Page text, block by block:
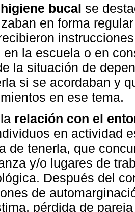
higiene bucal se
en forma
en la escuela o en
la situación de
si se acordaban y
en ese tema.
relación con el
en actividad
de tenerla, que
y/o lugares de
Después del
de
pérdida de